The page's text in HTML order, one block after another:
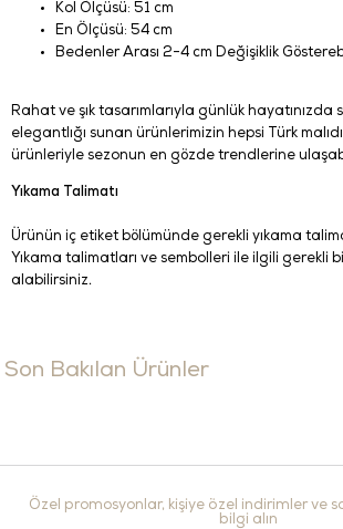
Kol Ölçüsü: 51 cm
En Ölçüsü: 54 cm
Bedenler Arası 2-4 cm Değişiklik
Rahat ve şık tasarımlarıyla günlük hayatınızda
elegantlığı sunan ürünlerimizin hepsi Türk
ürünleriyle sezonun en gözde trendlerine
Yıkama Talimatı
Ürünün iç etiket bölümünde gerekli yıkama
Yıkama talimatları ve sembolleri ile ilgili gerekli
alabilirsiniz.
Son Bakılan Ürünler
Özel promosyonlar, kişiye özel indirimler ve
bilgi alın